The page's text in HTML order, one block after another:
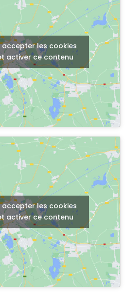
accepter les cookies
activer ce contenu
accepter les cookies
activer ce contenu